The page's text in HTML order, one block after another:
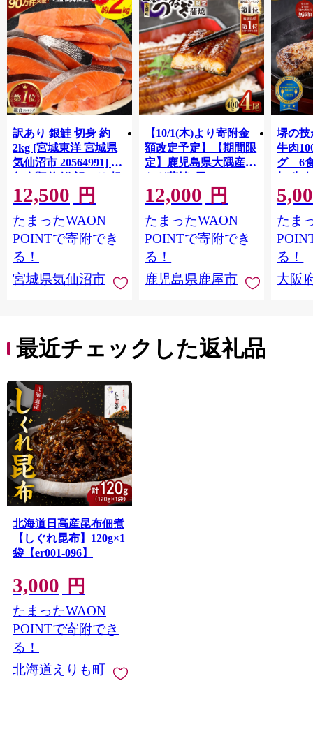
訳あり 銀鮭 切身 約
2kg [宮城東洋 宮城県
気仙沼市 20564991] 鮭
魚介類 海鮮 訳アリ 規
格外 不揃い さけ サケ
鮭切身 シャケ 切り身
冷凍 家庭用 おかず 弁
当 支援 サーモン 銀鮭
切り身 魚 わけあり
12,500 円
たまったWAON
POINTで寄附でき
る！
宮城県気仙沼市
【10/1(木)より寄附金
額改定予定】【期間限
定】鹿児島県大隅産う
なぎ蒲焼4尾（400g）
12,000 円
たまったWAON
POINTで寄附でき
る！
鹿児島県鹿屋市
堺の技
牛肉
グ 6
加 牛
ット 6
メ 温
菜 簡
すめ
取り
料 ふ
堺市】
たま
る！
大阪
最近チェックした返礼品
北海道日高産昆布佃煮
【しぐれ昆布】120g×1
袋【er001-096】
3,000 円
たまったWAON
POINTで寄附でき
る！
北海道えりも町